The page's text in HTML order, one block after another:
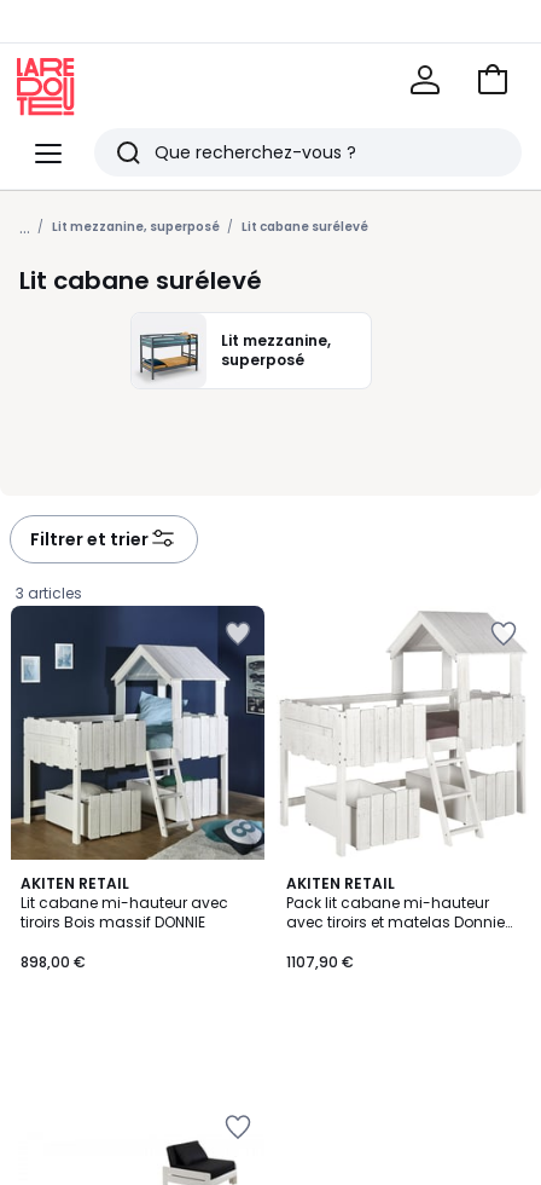
Menu
Redoute
Rechercher
Derniers
articles
vus
Voir
... Lit mezzanine, superposé Lit cabane surélevé
Lit cabane surélevé
Lit mezzanine,
superposé
Filtrer et trier
3 articles
AKITEN RETAIL
Lit cabane mi-hauteur avec
tiroirs Bois massif DONNIE
€.
898,00 €
AKITEN RETAIL
Pack lit cabane mi-hauteur
avec tiroirs et matelas Donnie
1107,90 €